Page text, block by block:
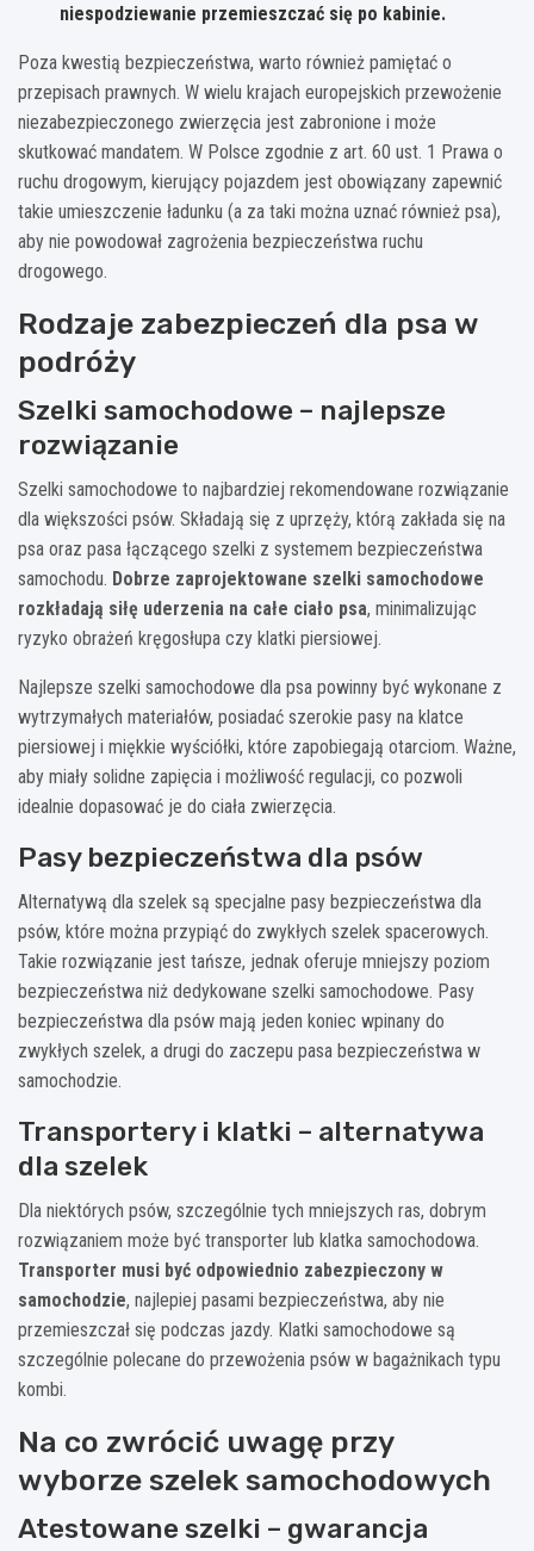
niespodziewanie przemieszczać się po kabinie.
Poza kwestią bezpieczeństwa, warto również pamiętać o
przepisach prawnych. W wielu krajach europejskich przewożenie
niezabezpieczonego zwierzęcia jest zabronione i może
skutkować mandatem. W Polsce zgodnie z art. 60 ust. 1 Prawa o
ruchu drogowym, kierujący pojazdem jest obowiązany zapewnić
takie umieszczenie ładunku (a za taki można uznać również psa),
aby nie powodował zagrożenia bezpieczeństwa ruchu
drogowego.
Rodzaje zabezpieczeń dla psa w
podróży
Szelki samochodowe – najlepsze
rozwiązanie
Szelki samochodowe to najbardziej rekomendowane rozwiązanie
dla większości psów. Składają się z uprzęży, którą zakłada się na
psa oraz pasa łączącego szelki z systemem bezpieczeństwa
samochodu. Dobrze zaprojektowane szelki samochodowe
rozkładają siłę uderzenia na całe ciało psa, minimalizując
ryzyko obrażeń kręgosłupa czy klatki piersiowej.
Najlepsze szelki samochodowe dla psa powinny być wykonane z
wytrzymałych materiałów, posiadać szerokie pasy na klatce
piersiowej i miękkie wyściółki, które zapobiegają otarciom. Ważne,
aby miały solidne zapięcia i możliwość regulacji, co pozwoli
idealnie dopasować je do ciała zwierzęcia.
Pasy bezpieczeństwa dla psów
Alternatywą dla szelek są specjalne pasy bezpieczeństwa dla
psów, które można przypiąć do zwykłych szelek spacerowych.
Takie rozwiązanie jest tańsze, jednak oferuje mniejszy poziom
bezpieczeństwa niż dedykowane szelki samochodowe. Pasy
bezpieczeństwa dla psów mają jeden koniec wpinany do
zwykłych szelek, a drugi do zaczepu pasa bezpieczeństwa w
samochodzie.
Transportery i klatki – alternatywa
dla szelek
Dla niektórych psów, szczególnie tych mniejszych ras, dobrym
rozwiązaniem może być transporter lub klatka samochodowa.
Transporter musi być odpowiednio zabezpieczony w
samochodzie, najlepiej pasami bezpieczeństwa, aby nie
przemieszczał się podczas jazdy. Klatki samochodowe są
szczególnie polecane do przewożenia psów w bagażnikach typu
kombi.
Na co zwrócić uwagę przy
wyborze szelek samochodowych
Atestowane szelki – gwarancja